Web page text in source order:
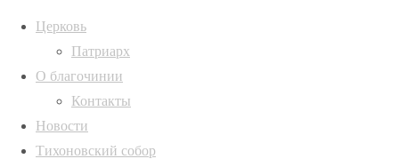
Церковь
Патриарх
О благочинии
Контакты
Новости
Тихоновский собор